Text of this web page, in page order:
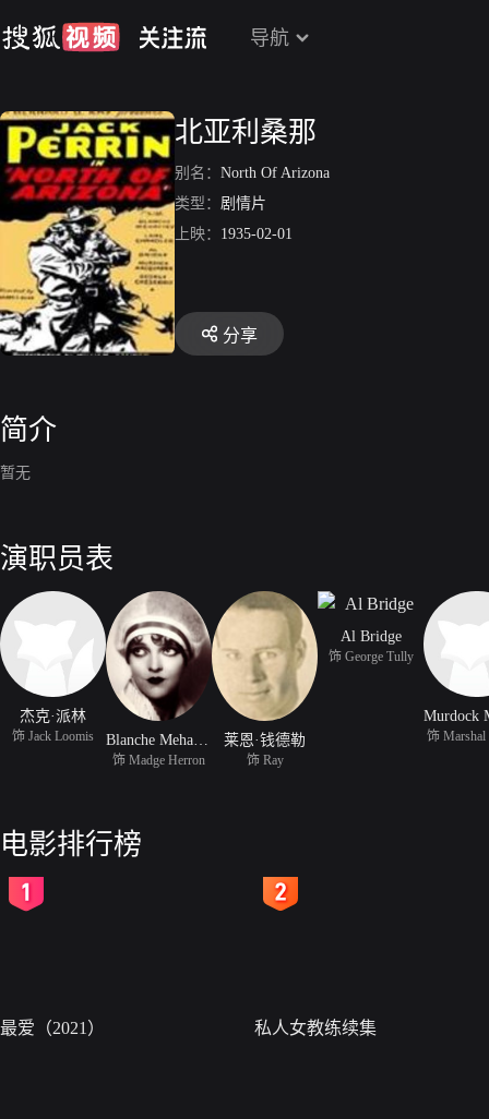
导航
北亚利桑那
别名： North Of Arizona
类型： 剧情片
上映： 1935-02-01
分享
简介
暂无
演职员表
杰克·派林
饰 Jack Loomis
饰 Madge Herron
莱恩·钱德勒
饰 Ray
Al Bridge
饰 George Tully
饰
电影排行榜
最爱（2021） 私人女教练续集